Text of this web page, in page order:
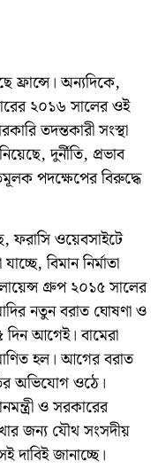
ফ্রান্সে। অন্যদিকে,
২০১৬ সালের ওই
তদন্তকারী সংস্থা
দুর্নীতি, প্রভাব
পদক্ষেপের বিরুদ্ধে
ফরাসি ওয়েবসাইটে
বিমান নির্মাতা
গ্রুপ ২০১৫ সালের
নতুন বরাত ঘোষণা ও
দিন আগেই। বামেরা
হল। আগের বরাত
অভিযোগ ওঠে।
ও সরকারের
জন্য যৌথ সংসদীয়
দাবিই জানাচ্ছে।